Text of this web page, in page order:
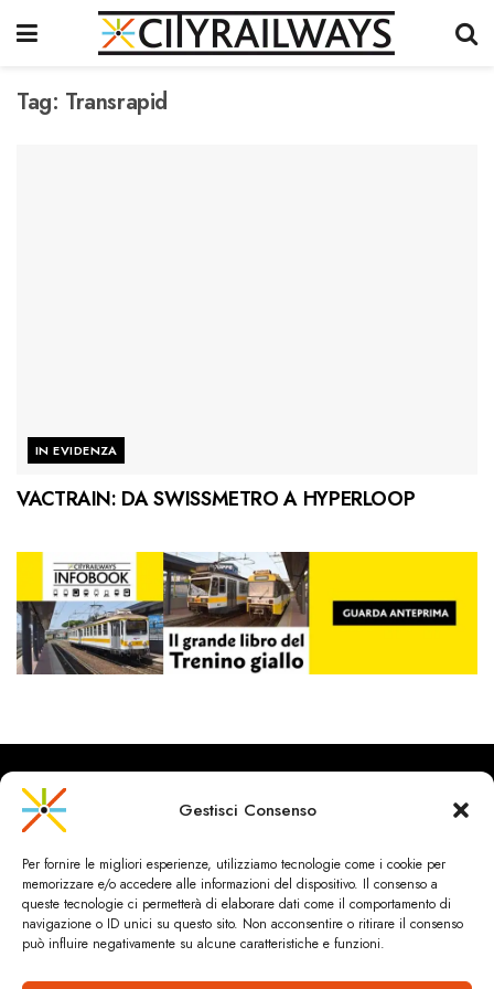
Gestisci Consenso
Per fornire le migliori esperienze, utilizziamo tecnologie come i cookie per
memorizzare e/o accedere alle informazioni del dispositivo. Il consenso a
queste tecnologie ci permetterà di elaborare dati come il comportamento di
navigazione o ID unici su questo sito. Non acconsentire o ritirare il consenso
può influire negativamente su alcune caratteristiche e funzioni.
Tag: Transrapid
IN EVIDENZA
VACTRAIN: DA SWISSMETRO A HYPERLOOP
CityRailways è un sito indipendente che discute argomenti di
urbanistica e trasporto collettivo argomentando con metodo
scientifico sulla base di dati ed esperienze.
HOME CHI SIAMO & CONTATTI PRIVACY & COOKIES